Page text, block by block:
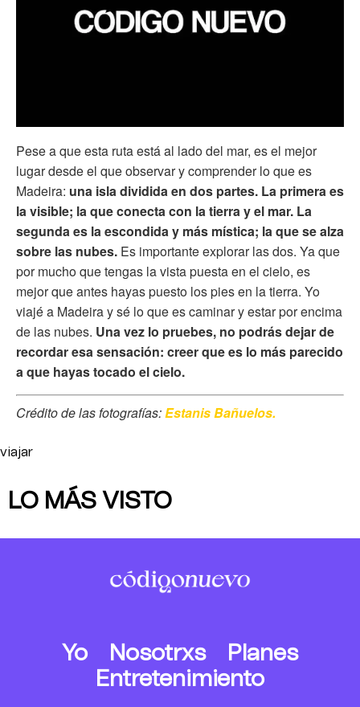
Pese a que esta ruta está al lado del mar, es el mejor
lugar desde el que observar y comprender lo que es
Madeira: una isla dividida en dos partes. La primera es
la visible; la que conecta con la tierra y el mar. La
segunda es la escondida y más mística; la que se alza
sobre las nubes. Es importante explorar las dos. Ya que
por mucho que tengas la vista puesta en el cielo, es
mejor que antes hayas puesto los pies en la tierra. Yo
viajé a Madeira y sé lo que es caminar y estar por encima
de las nubes. Una vez lo pruebes, no podrás dejar de
recordar esa sensación: creer que es lo más parecido
a que hayas tocado el cielo.
Crédito de las fotografías: Estanis Bañuelos.
viajar
LO MÁS VISTO
Yo Nosotrxs
Planes
Entretenimiento